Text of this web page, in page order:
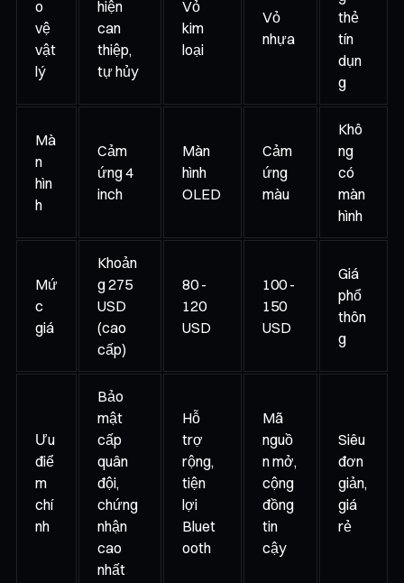
o
vệ
vật
lý
hiện
can
thiệp,
tự hủy
Vỏ
kim
loại
Vỏ
nhựa
thẻ
tín
dụn
g
Mà
n
hìn
h
Cảm
ứng 4
inch
Màn
hình
OLED
Cảm
ứng
màu
Khô
ng
có
màn
hình
Mứ
c
giá
Khoản
g 275
USD
(cao
cấp)
80 -
120
USD
100 -
150
USD
Giá
phổ
thôn
g
Ưu
điể
m
chí
nh
Bảo
mật
cấp
quân
đội,
chứng
nhận
cao
nhất
Hỗ
trợ
rộng,
tiện
lợi
Bluet
ooth
Mã
nguồ
n mở,
cộng
đồng
tin
cậy
Siêu
đơn
giản,
giá
rẻ